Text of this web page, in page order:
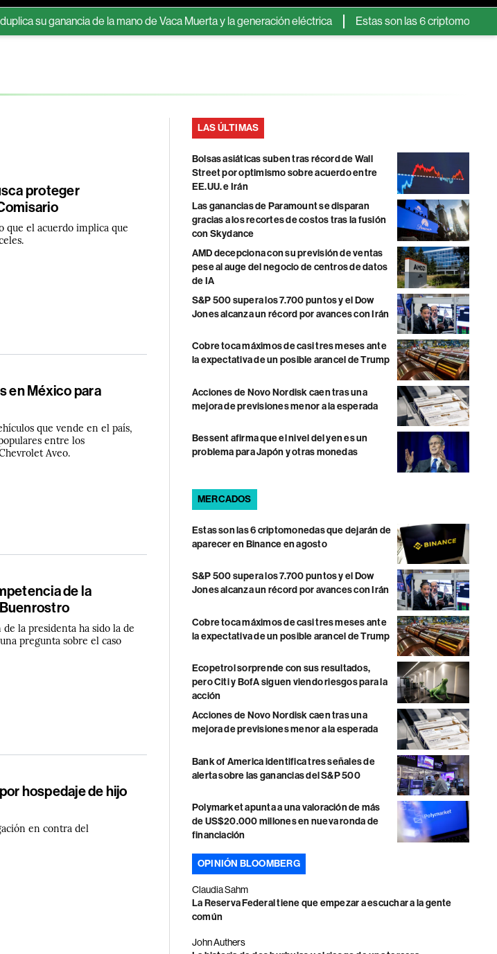
de la mano de Vaca Muerta y la generación eléctrica Estas son las 6 criptomonedas que
proteger
que el acuerdo implica que
en México para
que vende en el país,
entre los
Aveo.
de la
la presidenta ha sido la de
pregunta sobre el caso
hospedaje de hijo
en contra del
LAS ÚLTIMAS
Bolsas asiáticas suben tras récord de Wall
Street por optimismo sobre acuerdo entre
EE.UU. e Irán
Las ganancias de Paramount se disparan
gracias a los recortes de costos tras la fusión
con Skydance
AMD decepciona con su previsión de ventas
pese al auge del negocio de centros de datos
de IA
S&P 500 supera los 7.700 puntos y el Dow
Jones alcanza un récord por avances con Irán
Cobre toca máximos de casi tres meses ante
la expectativa de un posible arancel de Trump
Acciones de Novo Nordisk caen tras una
mejora de previsiones menor a la esperada
Bessent afirma que el nivel del yen es un
problema para Japón y otras monedas
MERCADOS
Estas son las 6 criptomonedas que dejarán de
aparecer en Binance en agosto
S&P 500 supera los 7.700 puntos y el Dow
Jones alcanza un récord por avances con Irán
Cobre toca máximos de casi tres meses ante
la expectativa de un posible arancel de Trump
Ecopetrol sorprende con sus resultados,
pero Citi y BofA siguen viendo riesgos para la
acción
Acciones de Novo Nordisk caen tras una
mejora de previsiones menor a la esperada
Bank of America identifica tres señales de
alerta sobre las ganancias del S&P 500
Polymarket apunta a una valoración de más
de US$20.000 millones en nueva ronda de
financiación
OPINIÓN BLOOMBERG
Claudia Sahm
La Reserva Federal tiene que empezar a escuchar a la gente
común
John Authers